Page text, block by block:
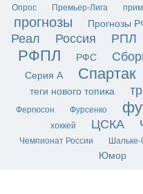
Опрос
Премьер-Лига
прогнозы Прогнозы
Реал Россия РПЛ
РФПЛ РФС
Серия А Спартак
теги нового топика
Фергюсон Фурсенко
хоккей
ЦСКА
Чемпионат России Шальке-
Юмор